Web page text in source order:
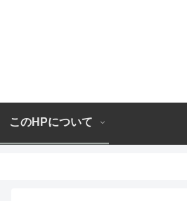
このHPについて